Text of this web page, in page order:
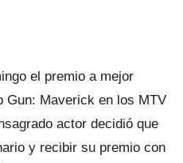
el premio a mejor
Gun: Maverick en los MTV
actor decidió que
y recibir su premio con